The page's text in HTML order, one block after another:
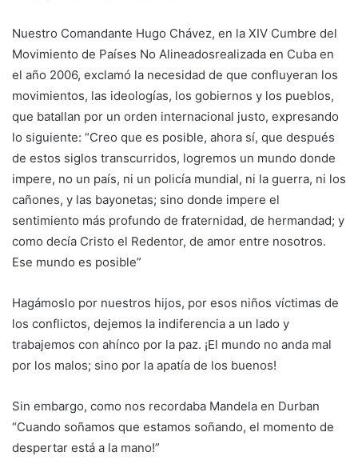
Nuestro Comandante Hugo Chávez, en la XIV Cumbre del
Movimiento de Países No Alineadosrealizada en Cuba en
el año 2006, exclamó la necesidad de que confluyeran los
movimientos, las ideologías, los gobiernos y los pueblos,
que batallan por un orden internacional justo, expresando
lo siguiente: “Creo que es posible, ahora sí, que después
de estos siglos transcurridos, logremos un mundo donde
impere, no un país, ni un policía mundial, ni la guerra, ni los
cañones, y las bayonetas; sino donde impere el
sentimiento más profundo de fraternidad, de hermandad; y
como decía Cristo el Redentor, de amor entre nosotros.
Ese mundo es posible”
Hagámoslo por nuestros hijos, por esos niños víctimas de
los conflictos, dejemos la indiferencia a un lado y
trabajemos con ahínco por la paz. ¡El mundo no anda mal
por los malos; sino por la apatía de los buenos!
Sin embargo, como nos recordaba Mandela en Durban
“Cuando soñamos que estamos soñando, el momento de
despertar está a la mano!”